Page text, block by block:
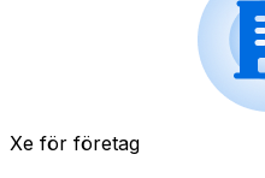
Xe för företag